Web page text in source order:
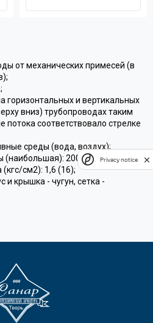
от механических примесей (в
горизонтальных и вертикальных
вниз) трубопроводах таким
соответствовало стрелке
среды (вода, воздух);
(наибольшая): 200С;
см2): 1,6 (16);
и крышка - чугун, сетка -
Privacy notice